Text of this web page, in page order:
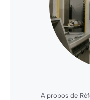
A propos de